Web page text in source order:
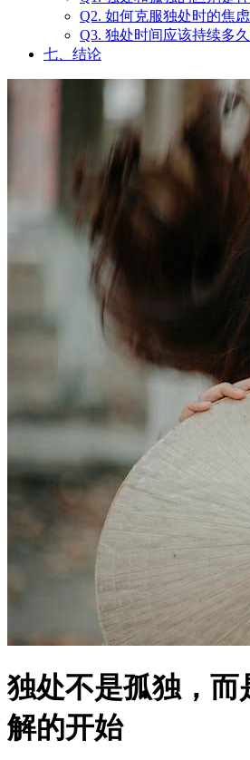
Q2. 如何克服独处时的焦
Q3. 独处时间应该持续多
七、结论
独处不是孤独，而
解的开始